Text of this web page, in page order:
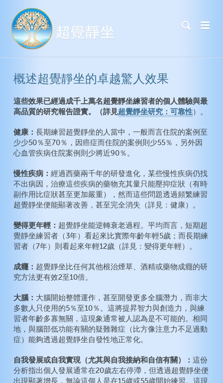
概述超覺靜坐的卓越驚人效果
這些效果已經過成千上萬名超覺靜坐練習者的個人體驗與最
高品質的研究報告證實。（詳見超覺靜坐研究：可靠性）。
健康：長期練習超覺靜坐的人當中，一般而言住院的案例至
少少50％至70％，因癌症而住院的案例則少55％，另外因
心血管疾病住院案例則少將近90％。
慢性疾病：經過西藥兩千年的研發進化，某些慢性疾病仍找
不出病因，治療這些疾病的藥物充其量只能壓抑症狀（有時
副作用比症狀甚至更加嚴重），然而這些問題透過頻繁練習
超覺靜坐便能顯著改善，甚至完全消失（詳見：健康）。
變得更年輕： 超覺靜坐能逆轉衰老過程。平均而言，短期超
覺靜坐練習者（3年）看起來比實際年齡年輕5歲；而長期練
習者（7年）則看起來年輕12歲（詳見：變得更年輕）。
成癮： 超覺靜坐比任何其他根治煙草、酒精或藥物成癮的研
究方法更有效2至10倍。
大腦： 大腦開始整體運作，甚至開發更多全腦潛力，而非大
多數人只使用的5％至10％。這將提昇智力與創造力，與練
習者年齡多寡無關，這現象通常被人認為是不可能的。相同
地，與腦部低功能有關的疑難雜症（比方像注意力不足過動
症）能夠透過超覺靜坐自發性地正常化。
自我發展或自我實現（尤其與自我接納和自信有關）：這份
分析指出個人發展通常在20歲左右停滯，但透過超覺靜坐便
出現顯著增長，無論這個人是在15歲或55歲開始練習。這現